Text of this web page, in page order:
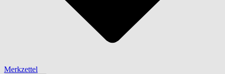
Merkzettel